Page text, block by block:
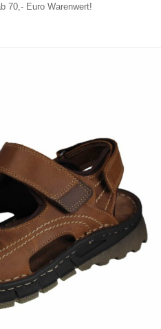
70,- Euro Warenwert!